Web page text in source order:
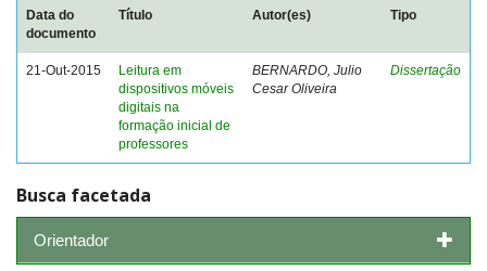
Data do
documento
Título Autor(es) Tipo
21-Out-2015
Leitura em
dispositivos móveis
digitais na
formação inicial de
professores
BERNARDO, Julio
Cesar Oliveira
Dissertação
Busca facetada
Orientador